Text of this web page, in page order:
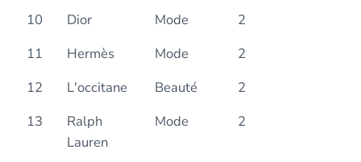
10
Dior Mode
2
11
Hermès Mode
2
12
L'occitane Beauté
2
13
Ralph
Lauren
Mode 2